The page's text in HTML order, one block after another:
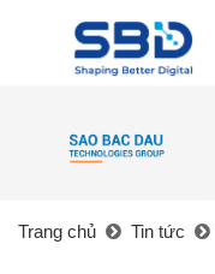
Trang chủ Tin tức